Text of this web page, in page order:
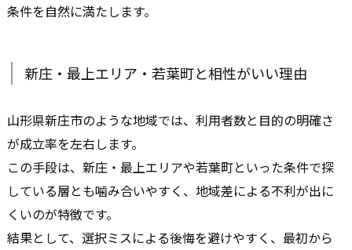
条件を自然に満たします。
新庄・最上エリア・若葉町と相性がいい理由
山形県新庄市のような地域では、利用者数と目的の明確さ
が成立率を左右します。
この手段は、新庄・最上エリアや若葉町といった条件で探
している層とも噛み合いやすく、地域差による不利が出に
くいのが特徴です。
結果として、選択ミスによる後悔を避けやすく、最初から